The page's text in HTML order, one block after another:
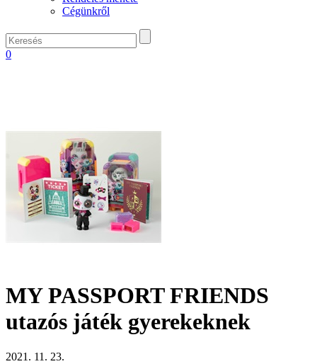
Cégünkről
0
MY PASSPORT FRIENDS
utazós játék gyerekeknek
2021. 11. 23.